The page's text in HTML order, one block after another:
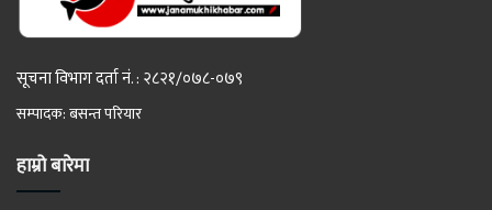
सूचना विभाग दर्ता नं. : २८२१/०७८-०७९
सम्पादक: बसन्त परियार
हाम्रो बारेमा